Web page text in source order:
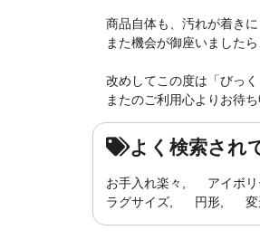
商品自体も、汚れが着き
また機会が御座いました
改めしてこの度は「びっ
またのご利用心よりお待
よく検索され
お手入れ楽々 アイボリ
ラグサイズ
円形